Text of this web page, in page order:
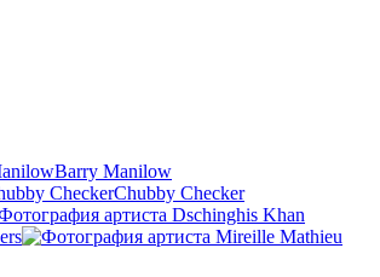
Barry Manilow
Chubby Checker